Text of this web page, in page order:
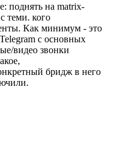
поднять на matrix-
теми. кого
Как минимум - это
с основных
видео звонки
бридж в него